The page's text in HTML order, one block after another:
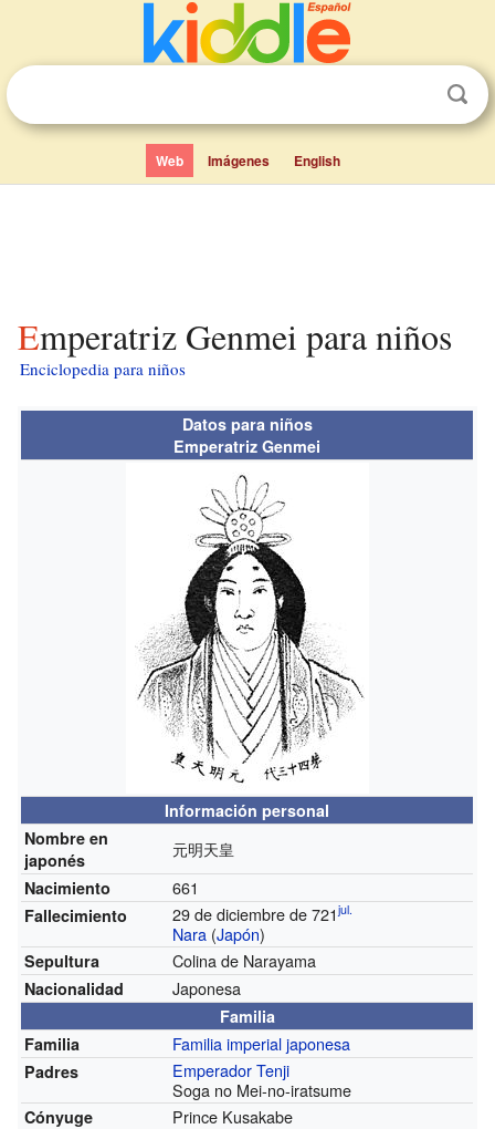
Web Imágenes English
Emperatriz Genmei para niños
Enciclopedia para niños
Datos para niños
Emperatriz Genmei
Información personal
Nombre en
japonés
元明天皇
Nacimiento 661
Fallecimiento 29 de diciembre de 721jul.
Nara (Japón)
Sepultura Colina de Narayama
Nacionalidad Japonesa
Familia
Familia
Familia imperial japonesa
Padres
Emperador Tenji
Soga no Mei-no-iratsume
Cónyuge Prince Kusakabe